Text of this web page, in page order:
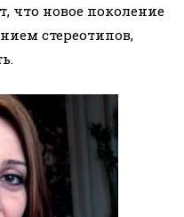
что новое поколение
стереотипов,